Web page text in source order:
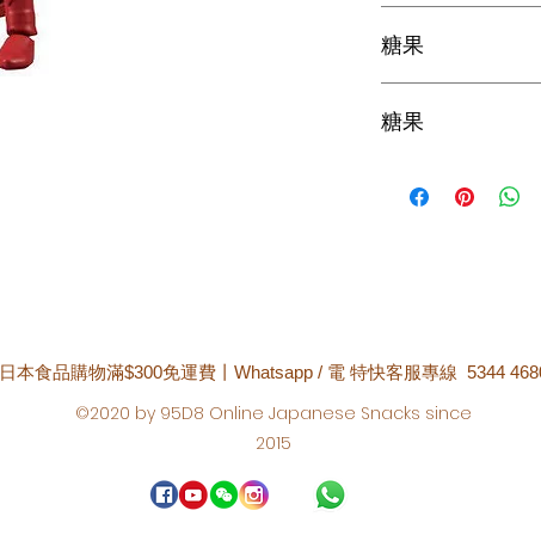
糖果
糖果
日本食品購物滿$300免運費丨Whatsapp / 電 特快客服專線 5344
©2020 by 95D8 Online Japanese Snacks since
2015